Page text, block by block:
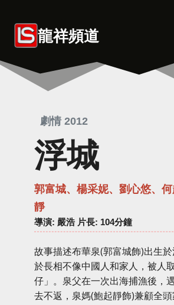
content 龍祥頻道
劇情 2012
浮城
郭富城、楊采妮、劉心悠、
靜
導演: 嚴浩 片長: 104分鐘
故事描述布華泉(郭富城飾)出生
於長相不像中國人和家人，被人
仔」。泉父在一次出海捕漁後，
去不返，泉媽(鮑起靜飾)兼顧全